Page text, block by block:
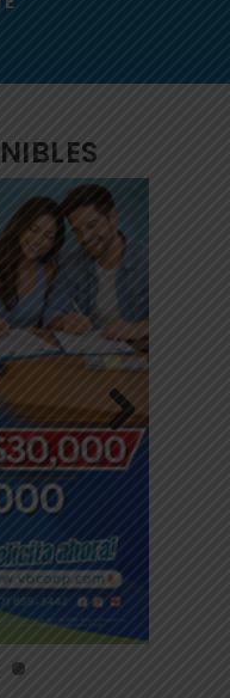
Next